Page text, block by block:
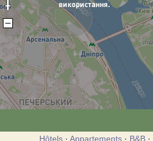
Hôtels · Appartements · B&B ·